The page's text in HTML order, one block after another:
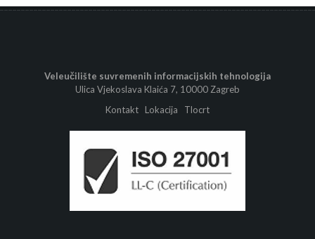
Veleučilište suvremenih informacijskih tehnologija
Ulica Vjekoslava Klaića 7, 10000 Zagreb
Kontakt Lokacija Tlocrt